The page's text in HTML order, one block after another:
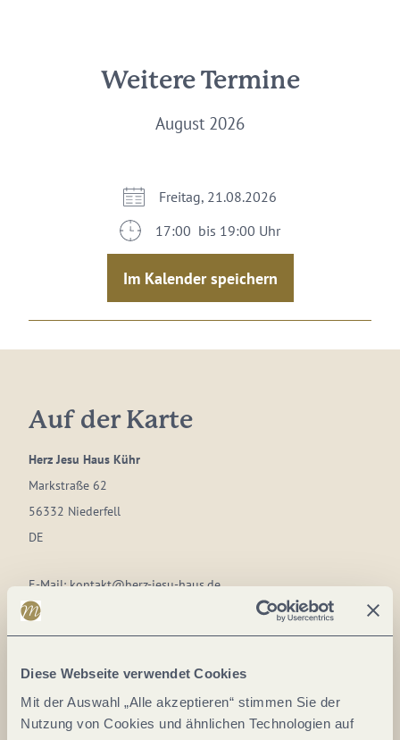
Diese Webseite verwendet Cookies
Mit der Auswahl „Alle akzeptieren“ stimmen Sie der
Nutzung von Cookies und ähnlichen Technologien auf
Weitere Termine
August 2026
Freitag, 21.08.2026
17:00 bis 19:00 Uhr
Im Kalender speichern
Auf der Karte
Herz Jesu Haus Kühr
Markstraße 62
56332 Niederfell
DE
E-Mail:kontakt@herz-jesu-haus.de
Webseite:
Anreise planen